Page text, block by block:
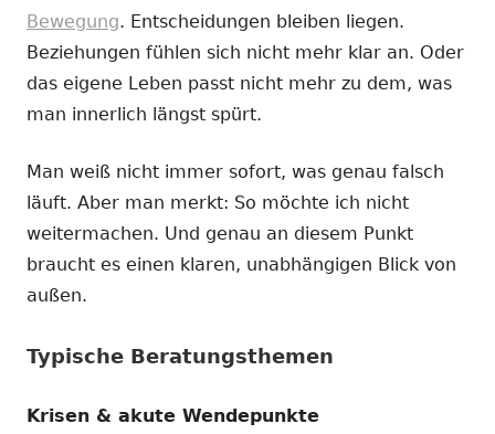
Bewegung. Entscheidungen bleiben liegen.
Beziehungen fühlen sich nicht mehr klar an. Oder
das eigene Leben passt nicht mehr zu dem, was
man innerlich längst spürt.
Man weiß nicht immer sofort, was genau falsch
läuft. Aber man merkt: So möchte ich nicht
weitermachen. Und genau an diesem Punkt
braucht es einen klaren, unabhängigen Blick von
außen.
Typische Beratungsthemen
Krisen & akute Wendepunkte